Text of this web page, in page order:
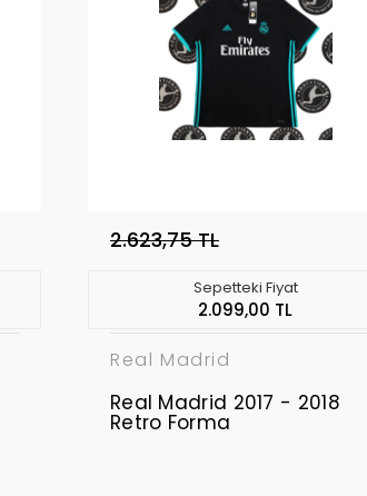
2.623,75 TL
Sepetteki Fiyat
2.099,00 TL
Real Madrid
Real Madrid 2017 - 2018
Retro Forma